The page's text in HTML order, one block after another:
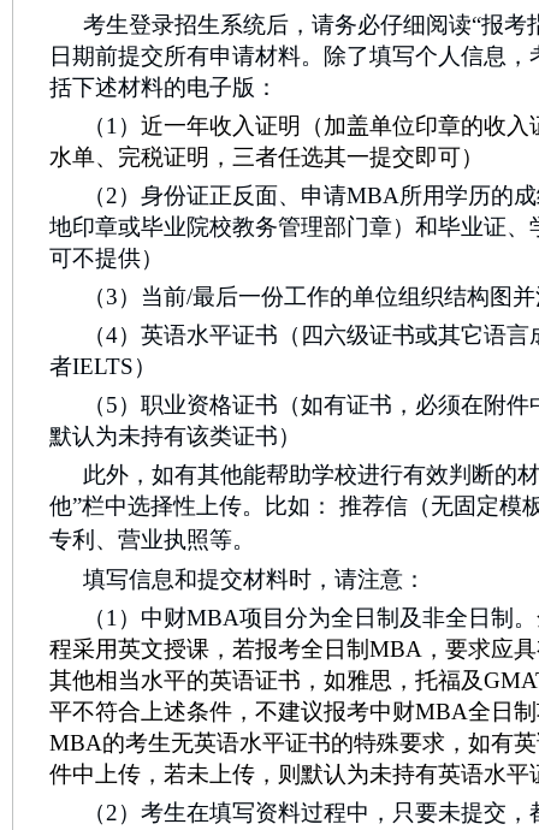
考生登录招生系统后，请务必仔细阅读“报考
日期前提交所有申请材料。除了填写个人信息
括下述材料的电子版：
（1） 近一年收入证明（加盖单位印章的收入
水单、完税证明，三者任选其一提交即可）
（2）身份证正反面、申请MBA所用学历的
地印章或毕业院校教务管理部门章）和毕业证、
可不提供）
（3）当前/最后一份工作的单位组织结构图
（4）英语水平证书（四六级证书或其它语
者IELTS）
（5）职业资格证书（如有证书，必须在附
默认为未持有该类证书）
此外，如有其他能帮助学校进行有效判断的
他”栏中选择性上传。比如： 推荐信（无固定模
专利、营业执照等。
填写信息和提交材料时，请注意：
（1）中财MBA项目分为全日制及非全日制。
程采用英文授课，若报考全日制MBA，要求应
其他相当水平的英语证书，如雅思，托福及
平不符合上述条件，不建议报考中财MBA全日
MBA的考生无英语水平证书的特殊要求，如有
件中上传，若未上传，则默认为未持有英语水平
（2）考生在填写资料过程中，只要未提交